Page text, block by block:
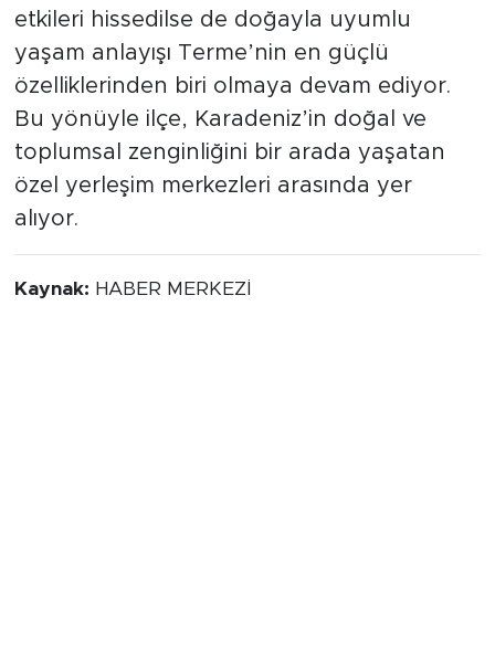
etkileri hissedilse de doğayla uyumlu
yaşam anlayışı Terme’nin en güçlü
özelliklerinden biri olmaya devam ediyor.
Bu yönüyle ilçe, Karadeniz’in doğal ve
toplumsal zenginliğini bir arada yaşatan
özel yerleşim merkezleri arasında yer
alıyor.
Kaynak: HABER MERKEZİ